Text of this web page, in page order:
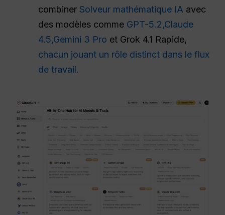
combiner Solveur mathématique IA avec
des modèles comme GPT-5.2,Claude
4.5,Gemini 3 Pro et Grok 4.1 Rapide,
chacun jouant un rôle distinct dans le flux
de travail.